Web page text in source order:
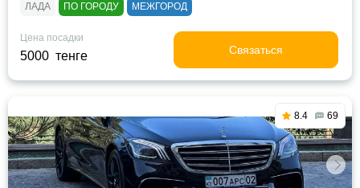
ЛАДА ПО ГОРОДУ МЕЖГОРОД
Цена посадки
5000 тенге Связаться
8.4 69